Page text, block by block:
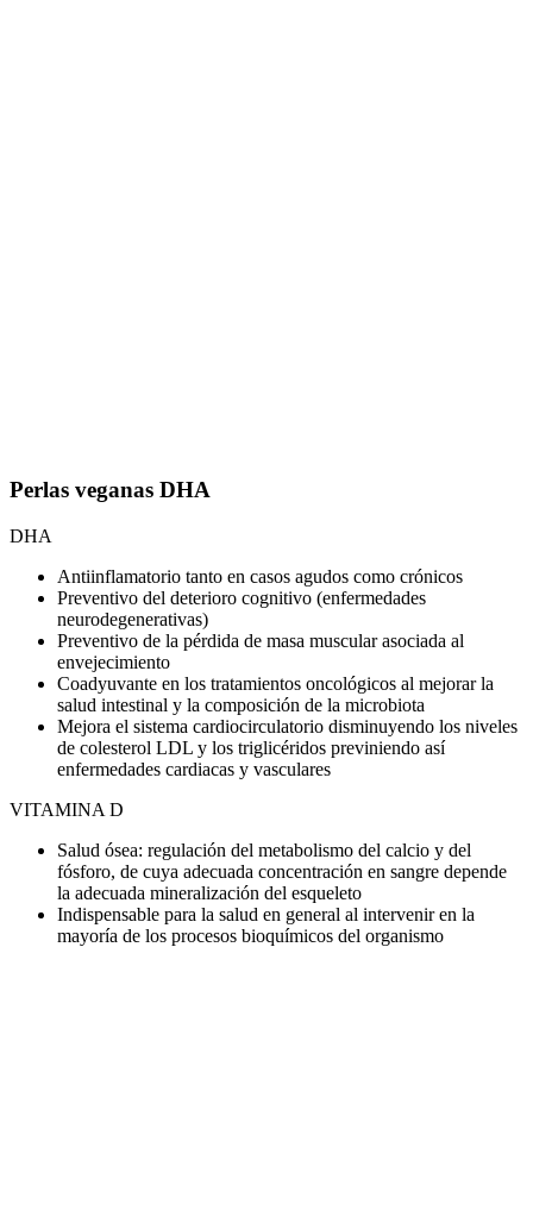
Perlas veganas DHA
DHA
Antiinflamatorio tanto en casos agudos como crónicos
Preventivo del deterioro cognitivo (enfermedades
neurodegenerativas)
Preventivo de la pérdida de masa muscular asociada al
envejecimiento
Coadyuvante en los tratamientos oncológicos al mejorar la
salud intestinal y la composición de la microbiota
Mejora el sistema cardiocirculatorio disminuyendo los niveles
de colesterol LDL y los triglicéridos previniendo así
enfermedades cardiacas y vasculares
VITAMINA D
Salud ósea: regulación del metabolismo del calcio y del
fósforo, de cuya adecuada concentración en sangre depende
la adecuada mineralización del esqueleto
Indispensable para la salud en general al intervenir en la
mayoría de los procesos bioquímicos del organismo